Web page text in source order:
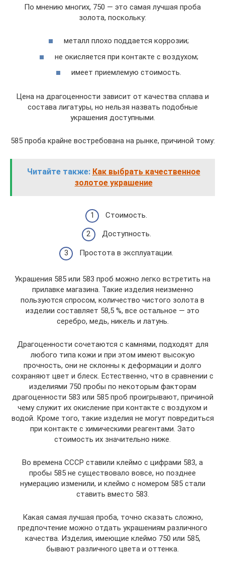
По мнению многих, 750 — это самая лучшая проба
золота, поскольку:
металл плохо поддается коррозии;
не окисляется при контакте с воздухом;
имеет приемлемую стоимость.
Цена на драгоценности зависит от качества сплава и
состава лигатуры, но нельзя назвать подобные
украшения доступными.
585 проба крайне востребована на рынке, причиной тому:
Читайте также: Как выбрать качественное
золотое украшение
Стоимость.
Доступность.
Простота в эксплуатации.
Украшения 585 или 583 проб можно легко встретить на
прилавке магазина. Такие изделия неизменно
пользуются спросом, количество чистого золота в
изделии составляет 58,5 %, все остальное — это
серебро, медь, никель и латунь.
Драгоценности сочетаются с камнями, подходят для
любого типа кожи и при этом имеют высокую
прочность, они не склонны к деформации и долго
сохраняют цвет и блеск. Естественно, что в сравнении с
изделиями 750 пробы по некоторым факторам
драгоценности 583 или 585 проб проигрывают, причиной
чему служит их окисление при контакте с воздухом и
водой. Кроме того, такие изделия не могут повредиться
при контакте с химическими реагентами. Зато
стоимость их значительно ниже.
Во времена СССР ставили клеймо с цифрами 583, а
пробы 585 не существовало вовсе, но позднее
нумерацию изменили, и клеймо с номером 585 стали
ставить вместо 583.
Какая самая лучшая проба, точно сказать сложно,
предпочтение можно отдать украшениям различного
качества. Изделия, имеющие клеймо 750 или 585,
бывают различного цвета и оттенка.